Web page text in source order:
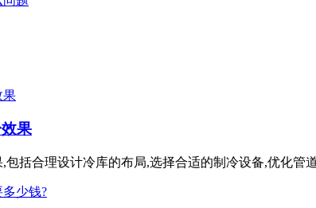
果
包括合理设计冷库的布局,选择合适的制冷设备,优化